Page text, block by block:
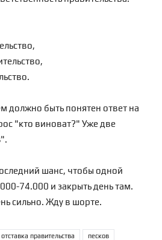
должно быть понятен ответ на
"кто виноват?" Уже две
шанс, чтобы одной
74.000 и закрыть день там.
сильно. Жду в шорте.
отставка правительства песков